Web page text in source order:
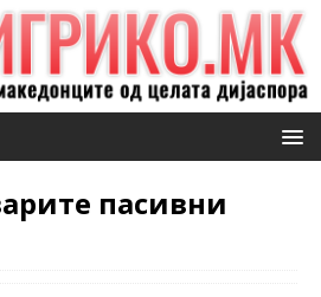
пасивни